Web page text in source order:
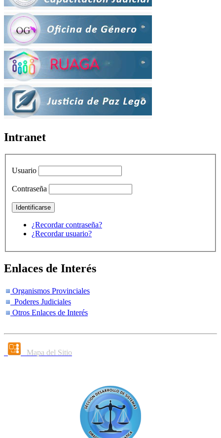
Intranet
Usuario
Contraseña
¿Recordar contraseña?
¿Recordar usuario?
Enlaces de Interés
Organismos Provinciales
Poderes Judiciales
Otros Enlaces de Interés
Mapa del Sitio